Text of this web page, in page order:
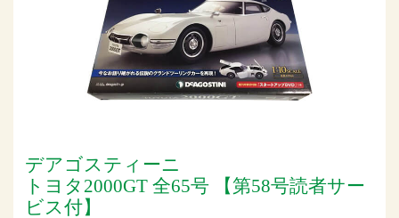
デアゴスティーニ
トヨタ2000GT 全65号 【第58号読者サー
ビス付】